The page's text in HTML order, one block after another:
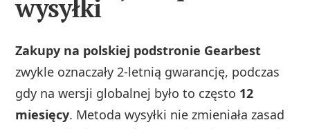
wysyłki
Zakupy na polskiej podstronie Gearbest
zwykle oznaczały 2‑letnią gwarancję, podczas
gdy na wersji globalnej było to często 12
miesięcy. Metoda wysyłki nie zmieniała zasad